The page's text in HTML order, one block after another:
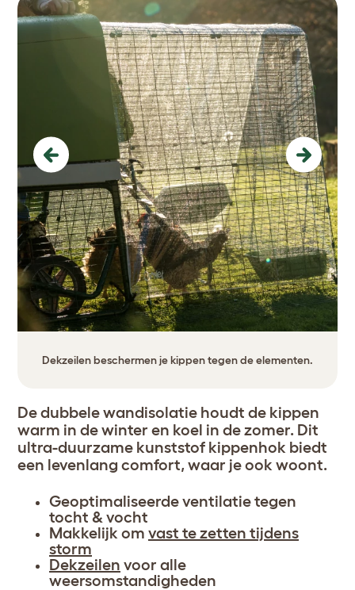
Dekzeilen beschermen je kippen tegen de elementen.
Previous Next
De dubbele wandisolatie houdt de kippen
warm in de winter en koel in de zomer. Dit
ultra-duurzame kunststof kippenhok biedt
een levenlang comfort, waar je ook woont.
Geoptimaliseerde ventilatie tegen
tocht & vocht
Makkelijk om vast te zetten tijdens
storm
Dekzeilen voor alle
weersomstandigheden